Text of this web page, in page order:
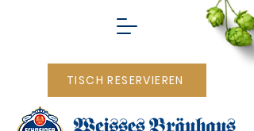
TISCH RESERVIEREN